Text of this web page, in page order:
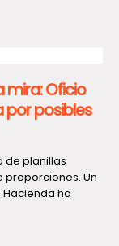
mira: Oficio
por posibles
de planillas
proporciones. Un
ha